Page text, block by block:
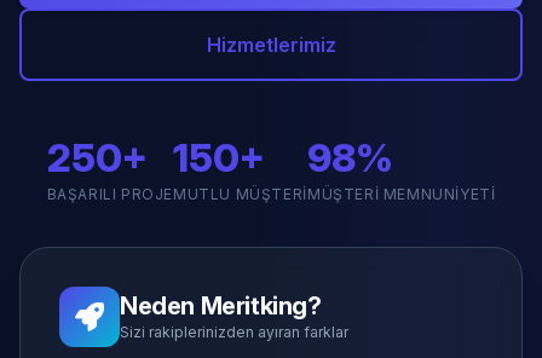
Hizmetlerimiz
250+
BAŞARILI PROJE
150+
MUTLU MÜŞTERI
98%
MÜŞTERI MEMNUNIYETI
Neden Meritking?
Sizi rakiplerinizden ayıran farklar